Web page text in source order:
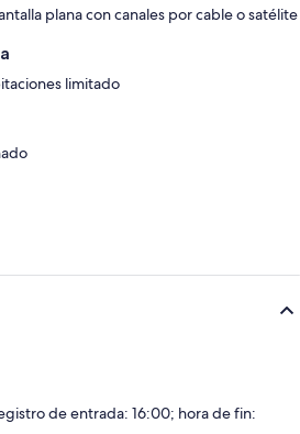
plana con canales por cable o satélite
limitado
de entrada: 16:00; hora de fin: